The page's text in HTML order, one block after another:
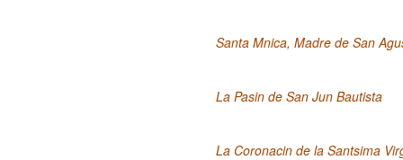
Santa Mnica, Madre de San
La Pasin de San Jun Bautista
La Coronacin de la Santsima